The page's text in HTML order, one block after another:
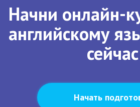
Начни онлайн-
английскому
сейчас
Начать